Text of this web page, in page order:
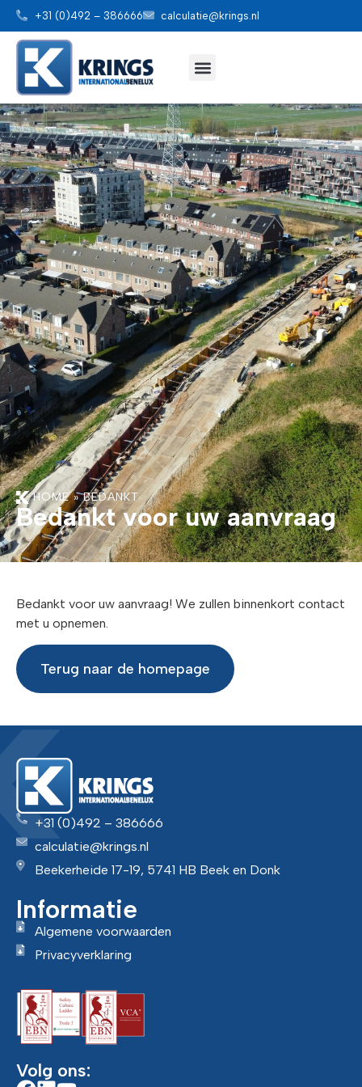
+31 (0)492 – 386666 calculatie@krings.nl
HOME»BEDANKT
Bedankt voor uw aanvraag
Bedankt voor uw aanvraag! We zullen binnenkort contact
met u opnemen.
Terug naar de homepage
+31 (0)492 – 386666
calculatie@krings.nl
Beekerheide 17-19, 5741 HB Beek en Donk
Informatie
Algemene voorwaarden
Privacyverklaring
Volg ons: